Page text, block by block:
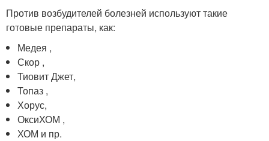
Против возбудителей болезней используют такие
готовые препараты, как:
Медея ,
Скор ,
Тиовит Джет,
Топаз ,
Хорус,
ОксиХОМ ,
ХОМ и пр.